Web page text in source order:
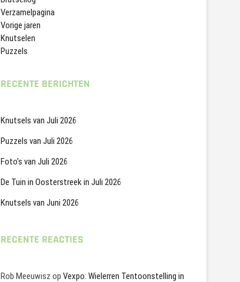
Verzamelpagina
Vorige jaren
Knutselen
Puzzels
RECENTE BERICHTEN
Knutsels van Juli 2026
Puzzels van Juli 2026
Foto’s van Juli 2026
De Tuin in Oosterstreek in Juli 2026
Knutsels van Juni 2026
RECENTE REACTIES
Rob Meeuwisz op Vexpo: Wielerren Tentoonstelling in